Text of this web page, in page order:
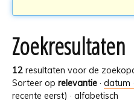
Zoekresultaten
12 resultaten voor de
Sorteer op relevantie · datum
recente eerst) · alfabetisch